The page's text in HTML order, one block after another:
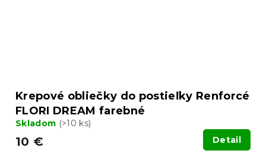
Krepové obliečky do postieľky Renforcé
FLORI DREAM farebné
Skladom (>10 ks)
10 € Detail